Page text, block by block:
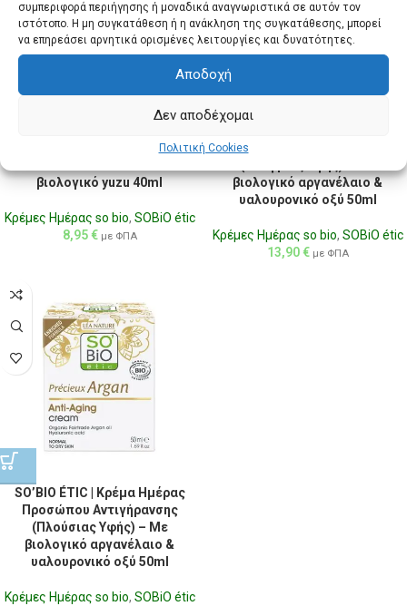
συμπεριφορά περιήγησης ή μοναδικά αναγνωριστικά σε αυτόν τον
ιστότοπο. Η μη συγκατάθεση ή η ανάκληση της συγκατάθεσης, μπορεί
να επηρεάσει αρνητικά ορισμένες λειτουργίες και δυνατότητες.
Αποδοχή
Δεν αποδέχομαι
Πολιτική Cookies
Προσώπου σε Μορφή Τζελ
βιολογικό yuzu 40ml
Κρέμες Ημέρας so bio, SOBiO étic
8,95€ με ΦΠΑ
Προσώπου Αντιγήρανσης
βιολογικό αργανέλαιο &
υαλουρονικό οξύ 50ml
Κρέμες Ημέρας so bio, SOBiO étic
13,90€ με ΦΠΑ
SO’BIO ÉTIC | Κρέμα Ημέρας
Προσώπου Αντιγήρανσης
(Πλούσιας Υφής) – Με
βιολογικό αργανέλαιο &
υαλουρονικό οξύ 50ml
Κρέμες Ημέρας so bio, SOBiO étic